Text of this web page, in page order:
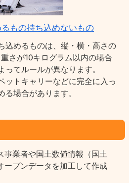
もの持ち込めないもの
込めるものは、縦・横・高さの
さが10キログラム以内の場合
てルールが異なります。
ットキャリーなどに完全に入っ
場合があります。
事業者や国土数値情報（国土
ープンデータを加工して作成